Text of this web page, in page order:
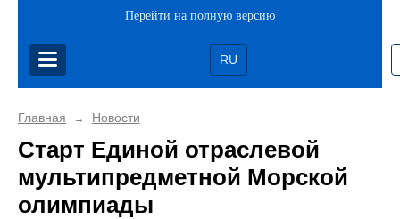
Перейти на полную версию
RU
Главная → Новости
Старт Единой отраслевой
мультипредметной Морской
олимпиады